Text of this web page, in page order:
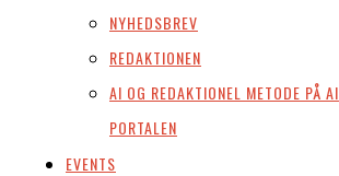
NYHEDSBREV
REDAKTIONEN
AI OG REDAKTIONEL METODE PÅ AI
PORTALEN
EVENTS